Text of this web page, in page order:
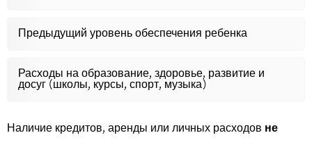
Предыдущий уровень обеспечения ребенка
Расходы на образование, здоровье, развитие и
досуг (школы, курсы, спорт, музыка)
Наличие кредитов, аренды или личных расходов не